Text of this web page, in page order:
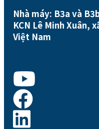
Nhà máy: B3a và
KCN Lê Minh Xuân,
Việt Nam